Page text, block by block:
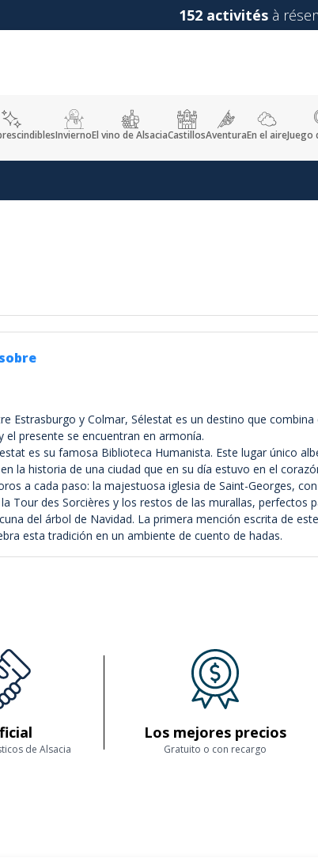
152 activités à
InviernoEl vino de AlsaciaCastillosAventuraEn el aireJuego
Estrasburgo y Colmar, Sélestat es un destino que
el presente se encuentran en armonía.
es su famosa Biblioteca Humanista. Este lugar único
la historia de una ciudad que en su día estuvo en el
a cada paso: la majestuosa iglesia de Saint-Georges,
Tour des Sorcières y los restos de las murallas, perfectos
del árbol de Navidad. La primera mención escrita de
esta tradición en un ambiente de cuento de hadas.
de Alsacia
Los mejores precios
Gratuito o con recargo